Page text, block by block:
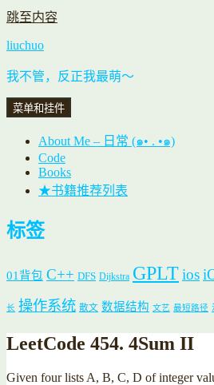
跳至内容
liuchuo
我不管，反正我最萌～
菜单和挂件
About Me – 日常 (๑• . •๑)
Code
Books
★书籍推荐列表
标签
01背包 C++ DFS Dijkstra GPLTios
长 操作系统 散文 数据结构 文艺 最短路径
LeetCode 454. 4Sum II
Given four lists A, B, C, D of integer